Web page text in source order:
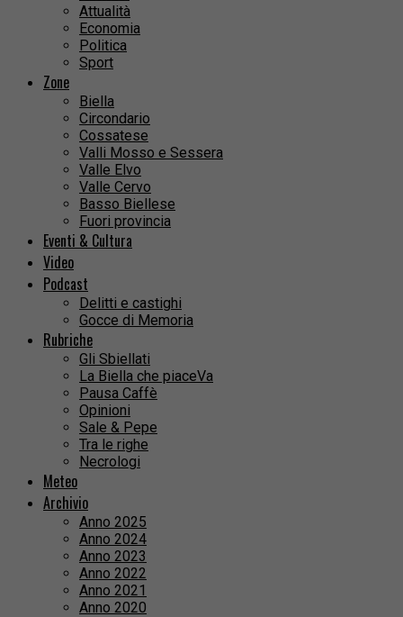
Attualità
Economia
Politica
Sport
Zone
Biella
Circondario
Cossatese
Valli Mosso e Sessera
Valle Elvo
Valle Cervo
Basso Biellese
Fuori provincia
Eventi & Cultura
Video
Podcast
Delitti e castighi
Gocce di Memoria
Rubriche
Gli Sbiellati
La Biella che piaceVa
Pausa Caffè
Opinioni
Sale & Pepe
Tra le righe
Necrologi
Meteo
Archivio
Anno 2025
Anno 2024
Anno 2023
Anno 2022
Anno 2021
Anno 2020